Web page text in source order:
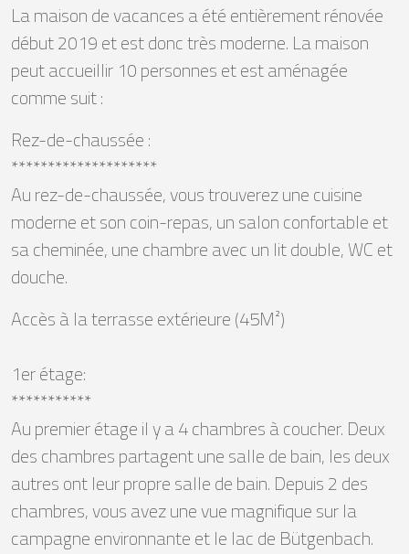
La maison de vacances a été entièrement rénovée
début 2019 et est donc très moderne. La maison
peut accueillir 10 personnes et est aménagée
comme suit :
Rez-de-chaussée :
********************
Au rez-de-chaussée, vous trouverez une cuisine
moderne et son coin-repas, un salon confortable et
sa cheminée, une chambre avec un lit double, WC et
douche.
Accès à la terrasse extérieure (45M²)
1er étage:
***********
Au premier étage il y a 4 chambres à coucher. Deux
des chambres partagent une salle de bain, les deux
autres ont leur propre salle de bain. Depuis 2 des
chambres, vous avez une vue magnifique sur la
campagne environnante et le lac de Bütgenbach.